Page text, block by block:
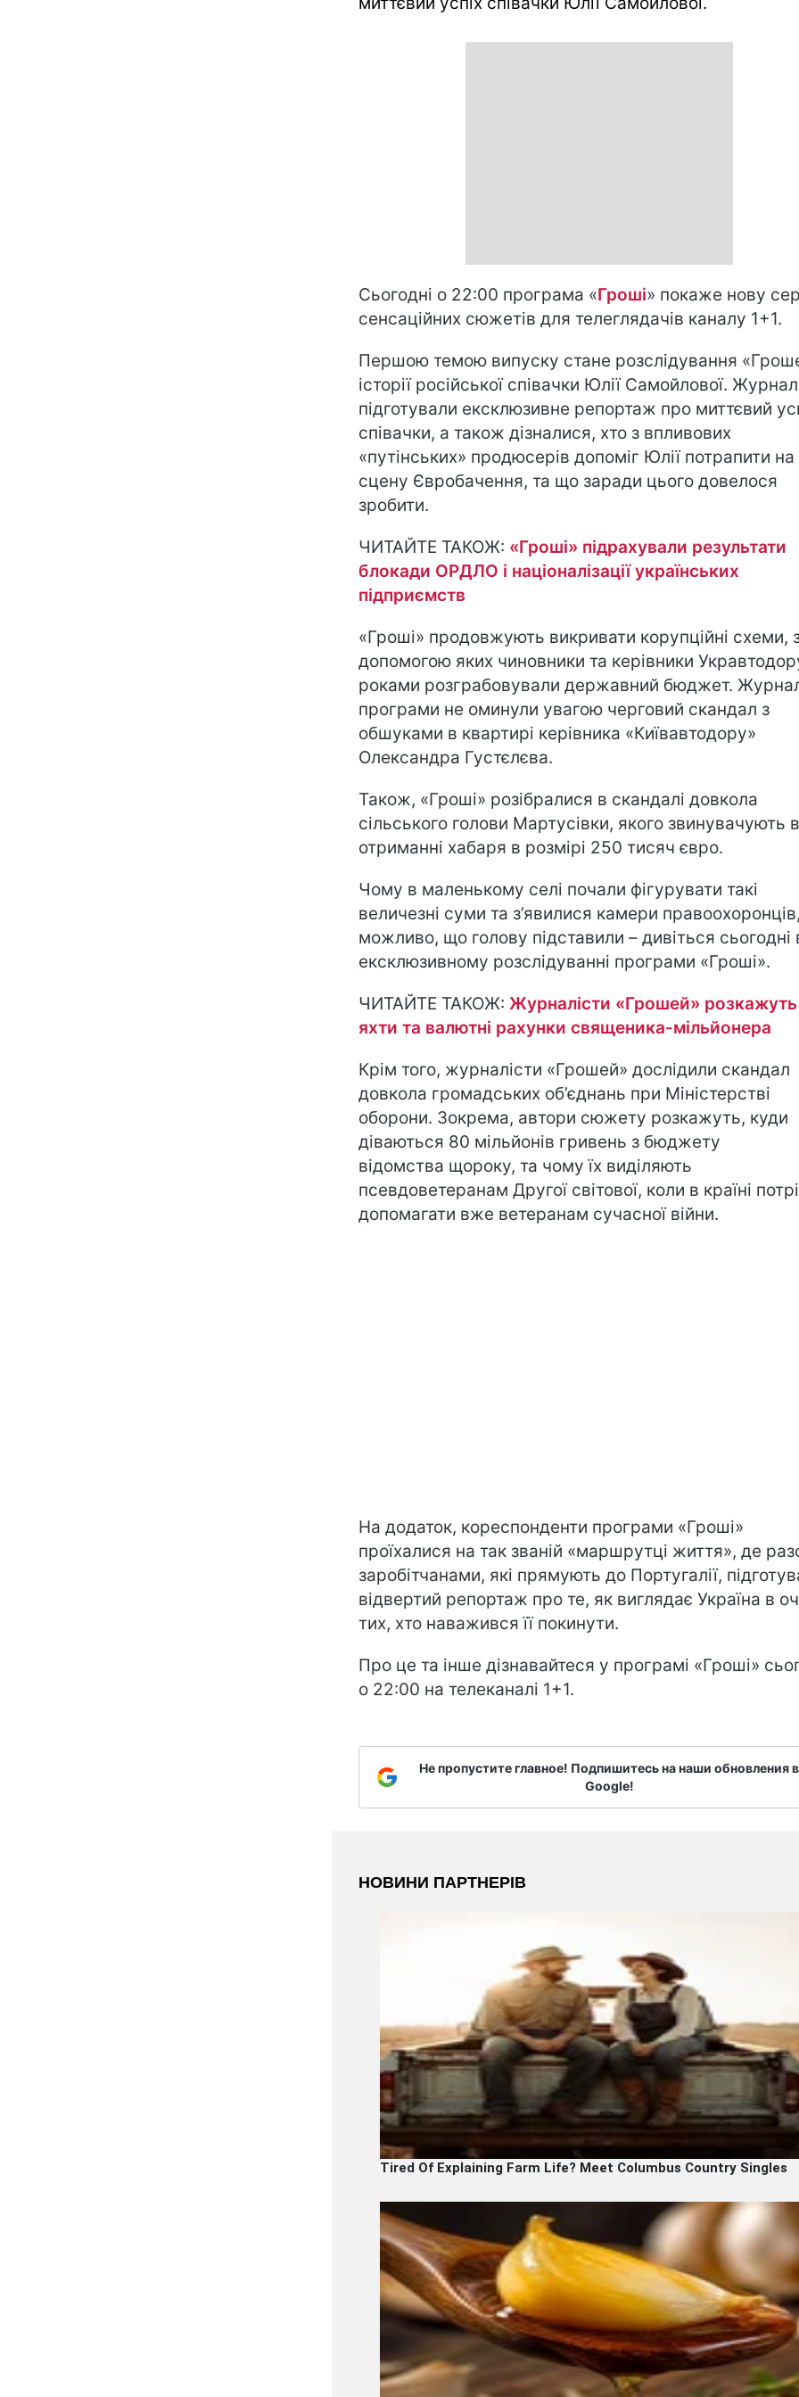
Сьогодні о 22:00 програма «Гроші» покаже нову
сенсаційних сюжетів для телеглядачів каналу 1+1.
Першою темою випуску стане розслідування
історії російської співачки Юлії Самойлової.
підготували ексклюзивне репортаж про миттєвий
співачки, а також дізналися, хто з впливових
«путінських» продюсерів допоміг Юлії потрапити на
сцену Євробачення, та що заради цього довелося
зробити.
ЧИТАЙТЕ ТАКОЖ: «Гроші» підрахували результати
блокади ОРДЛО і націоналізації українських
підприємств
«Гроші» продовжують викривати корупційні схеми,
допомогою яких чиновники та керівники
роками розграбовували державний бюджет.
програми не оминули увагою черговий скандал з
обшуками в квартирі керівника «Київавтодору»
Олександра Густєлєва.
Також, «Гроші» розібралися в скандалі довкола
сільського голови Мартусівки, якого звинувачують в
отриманні хабаря в розмірі 250 тисяч євро.
Чому в маленькому селі почали фігурувати такі
величезні суми та з’явилися камери
можливо, що голову підставили – дивіться сьогодні
ексклюзивному розслідуванні програми «Гроші».
ЧИТАЙТЕ ТАКОЖ: Журналісти «Грошей»
яхти та валютні рахунки священика-мільйонера
Крім того, журналісти «Грошей» дослідили скандал
довкола громадських об’єднань при Міністерстві
оборони. Зокрема, автори сюжету розкажуть, куди
діваються 80 мільйонів гривень з бюджету
відомства щороку, та чому їх виділяють
псевдоветеранам Другої світової, коли в країні
допомагати вже ветеранам сучасної війни.
На додаток, кореспонденти програми «Гроші»
проїхалися на так званій «маршрутці життя», де
заробітчанами, які прямують до Португалії,
відвертий репортаж про те, як виглядає Україна в
тих, хто наважився її покинути.
Про це та інше дізнавайтеся у програмі «Гроші»
о 22:00 на телеканалі 1+1.
Не пропустите главное! Подпишитесь на наши обновления в
Google!